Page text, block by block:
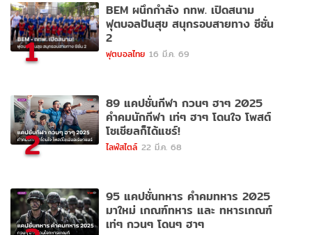
1
BEM ผนึกกำลัง กทพ. เปิดสนาม
ฟุตบอลปันสุข สนุกรอบสายทาง ซีซั่น
2
ฟุตบอลไทย 16 มี.ค. 69
2
89 แคปชั่นกีฬา กวนๆ ฮาๆ 2025
คำคมนักกีฬา เท่ๆ ฮาๆ โดนใจ โพสต์
โซเชียลก็ได้แชร์!
ไลฟ์สไตล์ 22 มี.ค. 68
95 แคปชั่นทหาร คำคมทหาร 2025
มาใหม่ เกณฑ์ทหาร และ ทหารเกณฑ์
เท่ๆ กวนๆ โดนๆ ฮาๆ